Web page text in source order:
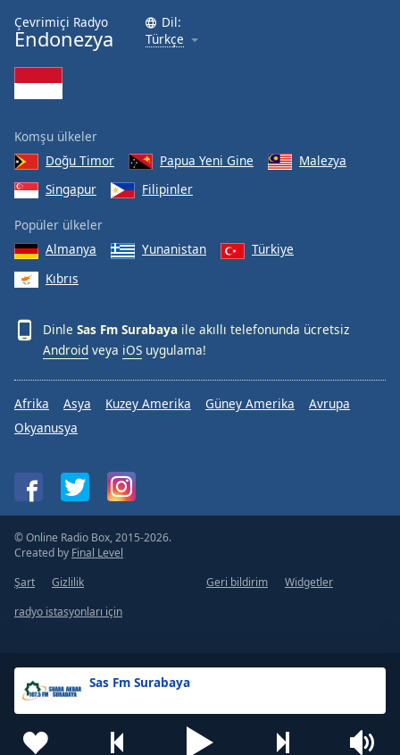
Sas Fm Surabaya
Çevrimiçi Radyo
Endonezya
Dil:
Türkçe
Komşu ülkeler
Doğu Timor
Papua Yeni Gine
Malezya
Singapur
Filipinler
Popüler ülkeler
Almanya
Yunanistan
Türkiye
Kıbrıs
Dinle Sas Fm Surabaya ile akıllı telefonunda ücretsiz
Android veya iOS uygulama!
Afrika Asya Kuzey Amerika Güney Amerika
Avrupa
Okyanusya
© Online Radio Box, 2015-2026.
Created by Final Level
Şart
Gizlilik Geri bildirim
Widgetler
radyo istasyonları için